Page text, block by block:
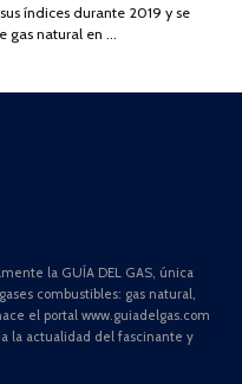
2025
índices durante 2019 y se
natural en …
la GUÍA DEL GAS, única
combustibles: gas natural,
el portal www.guiadelgas.com
la actualidad del fascinante y